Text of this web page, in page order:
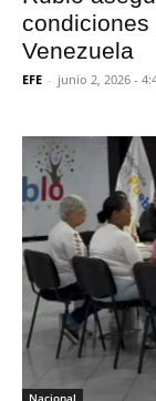
Venezuela
EFE - junio 2, 2026 -
Nacional